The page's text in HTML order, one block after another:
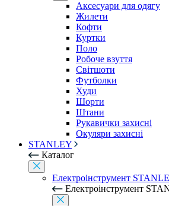
Аксесуари для одягу
Жилети
Кофти
Куртки
Поло
Робоче взуття
Світшоти
Футболки
Худи
Шорти
Штани
Рукавички захисні
Окуляри захисні
STANLEY
Каталог
Електроінструмент
Електроінструмент